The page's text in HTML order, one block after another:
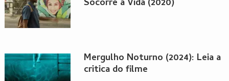
Socorre a Vida (2020)
Mergulho Noturno (2024): Leia a
critica do filme